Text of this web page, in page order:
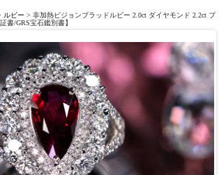
ルビー > 非加熱ピジョンブラッドルビー 2.0ct ダイヤモンド 2.2ct プ
書/GRS宝石鑑別書】